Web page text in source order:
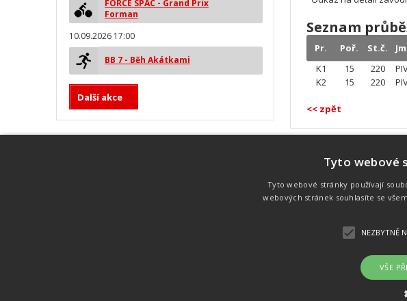
Seznam
Pr. Poř. St.č.
K1
15 220
K2
15 220
<< zpět
FORCE SPAC - Grand Prix
Forman
10.09.2026 17:00
BB 7 - Běh Akátkami
Další akce
technologie od společnosti MYLAPS. Tato
technologie je používána na olympijských
. Publikování a šíření obsahu je bez písemného souhlasu
Tyto webové
Tyto webové stránky používají
webových stránek souhlasíte se
NEZBYTNĚ
VŠE